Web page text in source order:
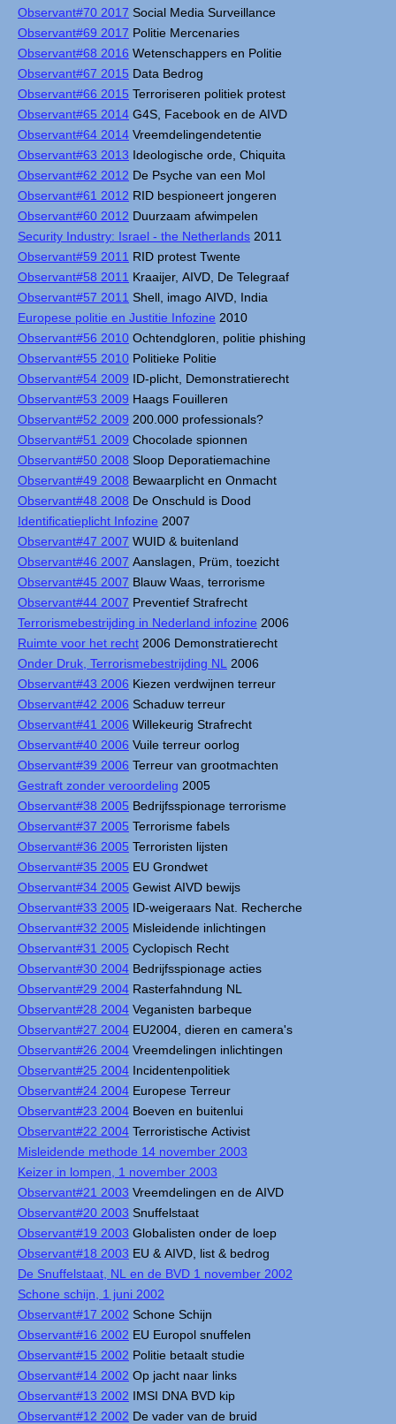
Observant#70 2017 Social Media Surveillance
Observant#69 2017 Politie Mercenaries
Observant#68 2016 Wetenschappers en Politie
Observant#67 2015 Data Bedrog
Observant#66 2015 Terroriseren politiek protest
Observant#65 2014 G4S, Facebook en de AIVD
Observant#64 2014 Vreemdelingendetentie
Observant#63 2013 Ideologische orde, Chiquita
Observant#62 2012 De Psyche van een Mol
Observant#61 2012 RID bespioneert jongeren
Observant#60 2012 Duurzaam afwimpelen
Security Industry: Israel - the Netherlands 2011
Observant#59 2011 RID protest Twente
Observant#58 2011 Kraaijer, AIVD, De Telegraaf
Observant#57 2011 Shell, imago AIVD, India
Europese politie en Justitie Infozine 2010
Observant#56 2010 Ochtendgloren, politie phishing
Observant#55 2010 Politieke Politie
Observant#54 2009 ID-plicht, Demonstratierecht
Observant#53 2009 Haags Fouilleren
Observant#52 2009 200.000 professionals?
Observant#51 2009 Chocolade spionnen
Observant#50 2008 Sloop Deporatiemachine
Observant#49 2008 Bewaarplicht en Onmacht
Observant#48 2008 De Onschuld is Dood
Identificatieplicht Infozine 2007
Observant#47 2007 WUID & buitenland
Observant#46 2007 Aanslagen, Prüm, toezicht
Observant#45 2007 Blauw Waas, terrorisme
Observant#44 2007 Preventief Strafrecht
Terrorismebestrijding in Nederland infozine 2006
Ruimte voor het recht 2006 Demonstratierecht
Onder Druk, Terrorismebestrijding NL
2006
Observant#43 2006 Kiezen verdwijnen terreur
Observant#42 2006 Schaduw terreur
Observant#41 2006 Willekeurig Strafrecht
Observant#40 2006 Vuile terreur oorlog
Observant#39 2006 Terreur van grootmachten
Gestraft zonder veroordeling 2005
Observant#38 2005 Bedrijfsspionage terrorisme
Observant#37 2005 Terrorisme fabels
Observant#36 2005 Terroristen lijsten
Observant#35 2005 EU Grondwet
Observant#34 2005 Gewist AIVD bewijs
Observant#33 2005 ID-weigeraars Nat. Recherche
Observant#32 2005 Misleidende inlichtingen
Observant#31 2005 Cyclopisch Recht
Observant#30 2004 Bedrijfsspionage acties
Observant#29 2004 Rasterfahndung NL
Observant#28 2004 Veganisten barbeque
Observant#27 2004 EU2004, dieren en camera's
Observant#26 2004 Vreemdelingen inlichtingen
Observant#25 2004 Incidentenpolitiek
Observant#24 2004 Europese Terreur
Observant#23 2004 Boeven en buitenlui
Observant#22 2004 Terroristische Activist
Misleidende methode 14 november 2003
Keizer in lompen, 1 november 2003
Observant#21 2003 Vreemdelingen en de AIVD
Observant#20 2003 Snuffelstaat
Observant#19 2003 Globalisten onder de loep
Observant#18 2003 EU & AIVD, list & bedrog
De Snuffelstaat, NL en de BVD 1 november 2002
Schone schijn, 1 juni 2002
Observant#17 2002 Schone Schijn
Observant#16 2002 EU Europol snuffelen
Observant#15 2002 Politie betaalt studie
Observant#14 2002 Op jacht naar links
Observant#13 2002 IMSI DNA BVD kip
Observant#12 2002 De vader van de bruid